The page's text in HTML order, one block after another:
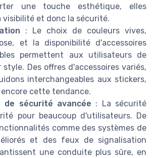
une touche esthétique, elles
visibilité et donc la sécurité.
: Le choix de couleurs vives,
et la disponibilité d'accessoires
permettent aux utilisateurs de
style. Des offres d'accessoires variés,
interchangeables aux stickers,
cette tendance.
de sécurité avancée : La sécurité
pour beaucoup d'utilisateurs. De
comme des systèmes de
et des feux de signalisation
une conduite plus sûre, en